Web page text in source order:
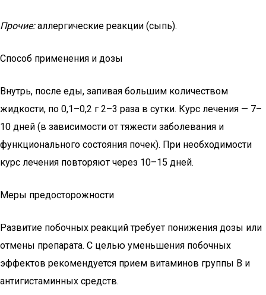
Прочие:аллергические реакции (сыпь).
Способ применения и дозы
Внутрь, после еды, запивая большим количеством
жидкости, по 0,1–0,2 г 2–3 раза в сутки. Курс лечения — 7–
10 дней (в зависимости от тяжести заболевания и
функционального состояния почек). При необходимости
курс лечения повторяют через 10–15 дней.
Меры предосторожности
Развитие побочных реакций требует понижения дозы или
отмены препарата. С целью уменьшения побочных
эффектов рекомендуется прием витаминов группы В и
антигистаминных средств.